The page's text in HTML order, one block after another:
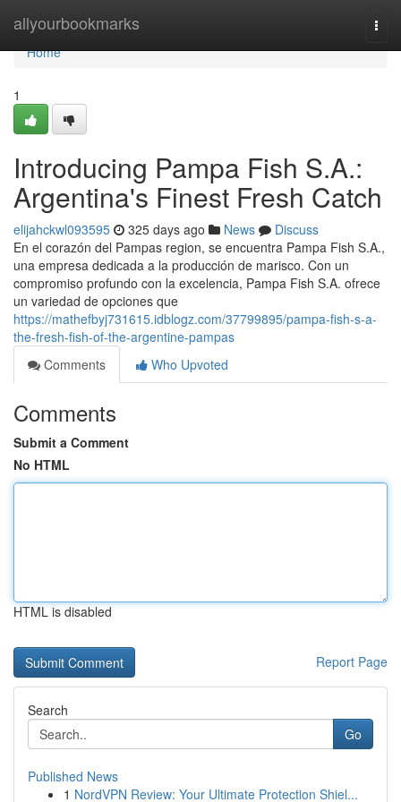
allyourbookmarks
Home
Home
1
Introducing Pampa Fish S.A.:
Argentina's Finest Fresh Catch
elijahckwl093595 325 days ago News
Discuss
En el corazón del Pampas region, se encuentra Pampa Fish S.A.,
una empresa dedicada a la producción de marisco. Con un
compromiso profundo con la excelencia, Pampa Fish S.A. ofrece
un variedad de opciones que
https://mathefbyj731615.idblogz.com/37799895/pampa-fish-s-a-
the-fresh-fish-of-the-argentine-pampas
Comments
Who Upvoted
Comments
Submit a Comment
No HTML
HTML is disabled
Report Page
Search
Go
Published News
1 NordVPN Review: Your Ultimate Protection Shiel...